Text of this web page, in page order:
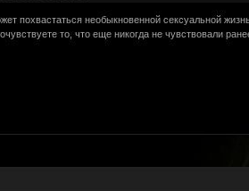
похвастаться необыкновенной сексуальной
то, что еще никогда не чувствовали